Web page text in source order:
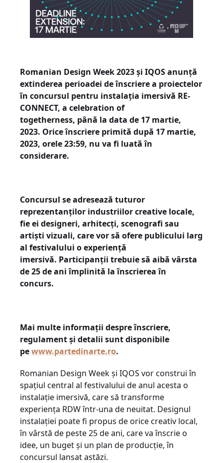
Romanian Design Week 2023 și IQOS anunță
extinderea perioadei de înscriere a proiectelor
în concursul pentru instalația imersivă RE-
CONNECT, a celebration of
togetherness, până la data de 17 martie,
2023. Orice înscriere primită după 17 martie,
2023, orele 23:59, nu va fi luată în
considerare.
Concursul se adresează tuturor
reprezentanților industriilor creative locale,
fie ei designeri, arhitecți, scenografi sau
artiști vizuali, care vor să ofere publicului larg
al festivalului o experiență
imersivă. Participanții trebuie să aibă vârsta
de 25 de ani împlinită la înscrierea în
concurs.
Mai multe informații despre înscriere,
regulament și detalii sunt disponibile
pewww.partedinarte.ro.
Romanian Design Week și IQOS vor construi în
spațiul central al festivalului de anul acesta o
instalație imersivă, care să transforme
experiența RDW într-una de neuitat. Designul
instalației poate fi propus de orice creativ local,
în vârstă de peste 25 de ani, care va înscrie o
idee, un buget și un plan de producție, în
concursul lansat astăzi.